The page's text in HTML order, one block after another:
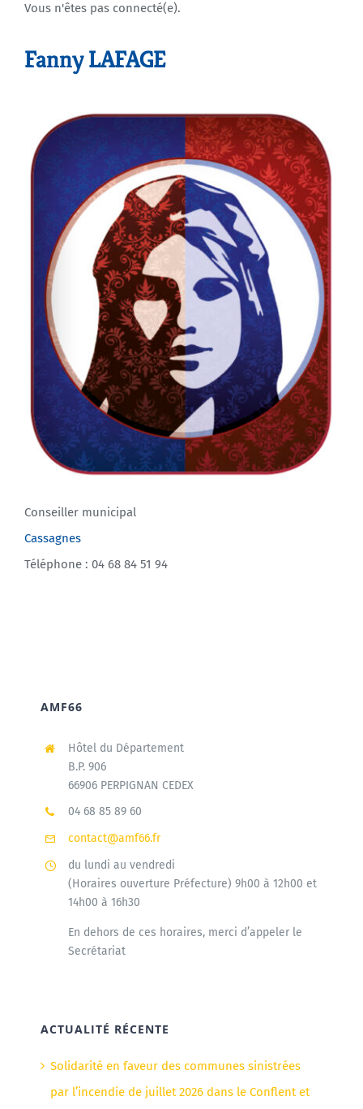
Agenda
Vous n'êtes pas connecté(e).
Fanny LAFAGE
Conseiller municipal
Cassagnes
Téléphone : 04 68 84 51 94
AMF66
Hôtel du Département
B.P. 906
66906 PERPIGNAN CEDEX
04 68 85 89 60
contact@amf66.fr
du lundi au vendredi
(Horaires ouverture Préfecture) 9h00 à 12h00 et
14h00 à 16h30
En dehors de ces horaires, merci d’appeler le
Secrétariat
ACTUALITÉ RÉCENTE
Solidarité en faveur des communes sinistrées
par l’incendie de juillet 2026 dans le Conflent et